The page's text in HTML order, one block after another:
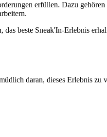
erfüllen. Dazu
beste Sneak'In-Erlebnis
daran, dieses Erlebnis zu